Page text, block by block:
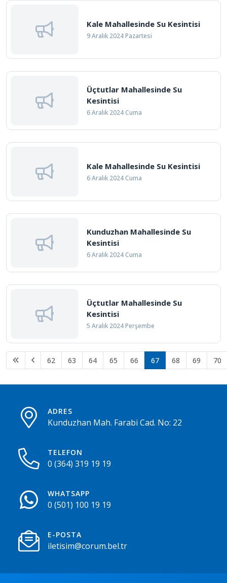
Kale Mahallesinde Su Kesintisi
9 Aralık 2024 Pazartesi
Üçtutlar Mahallesinde Su
Kesintisi
6 Aralık 2024 Cuma
Kale Mahallesinde Su Kesintisi
6 Aralık 2024 Cuma
Kunduzhan Mahallesinde Su
Kesintisi
6 Aralık 2024 Cuma
Üçtutlar Mahallesinde Su
Kesintisi
5 Aralık 2024 Perşembe
62 63 64 65 66 67 68 69 70
ADRES
Kunduzhan Mah. Farabi Cad. No: 22
TELEFON
0 (364) 319 19 19
WHATSAPP
0 (501) 100 19 19
E-POSTA
iletisim@corum.bel.tr